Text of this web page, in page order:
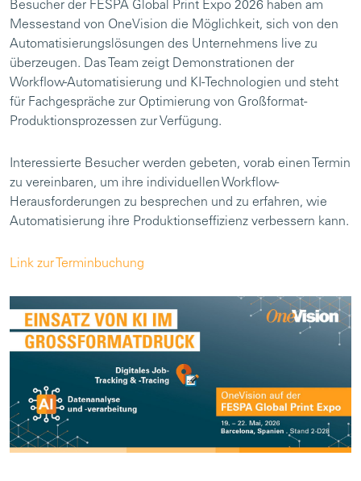
Besucher der FESPA Global Print Expo 2026 haben am
Messestand von OneVision die Möglichkeit, sich von den
Automatisierungslösungen des Unternehmens live zu
überzeugen. Das Team zeigt Demonstrationen der
Workflow-Automatisierung und KI-Technologien und steht
für Fachgespräche zur Optimierung von Großformat-
Produktionsprozessen zur Verfügung.
Interessierte Besucher werden gebeten, vorab einen Termin
zu vereinbaren, um ihre individuellen Workflow-
Herausforderungen zu besprechen und zu erfahren, wie
Automatisierung ihre Produktionseffizienz verbessern kann.
Link zur Terminbuchung